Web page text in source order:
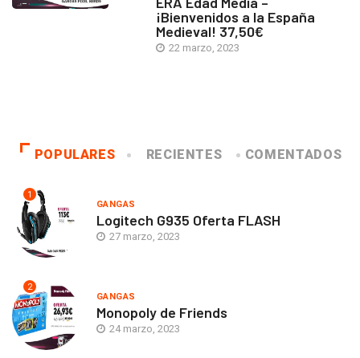
¡Bienvenidos a la España
Medieval! 37,50€
22 marzo, 2023
POPULARES RECIENTES COMENTADOS
1
GANGAS
Logitech G935 Oferta FLASH
27 marzo, 2023
2
GANGAS
Monopoly de Friends
24 marzo, 2023